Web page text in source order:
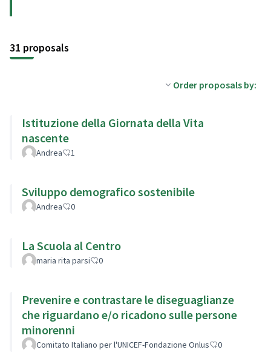
31 proposals
Order proposals by:
Istituzione della Giornata della Vita
nascente
Andrea 1
Sviluppo demografico sostenibile
Andrea 0
La Scuola al Centro
maria rita parsi 0
Prevenire e contrastare le diseguaglianze
che riguardano e/o ricadono sulle persone
minorenni
Comitato Italiano per l'UNICEF-Fondazione Onlus 0